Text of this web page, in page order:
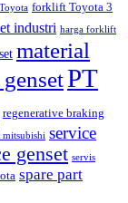
forklift Toyota 3
industri harga forklift
material
PT
regenerative braking
service
genset servis
spare part